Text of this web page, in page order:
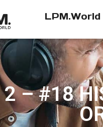
LPM.World
– #18